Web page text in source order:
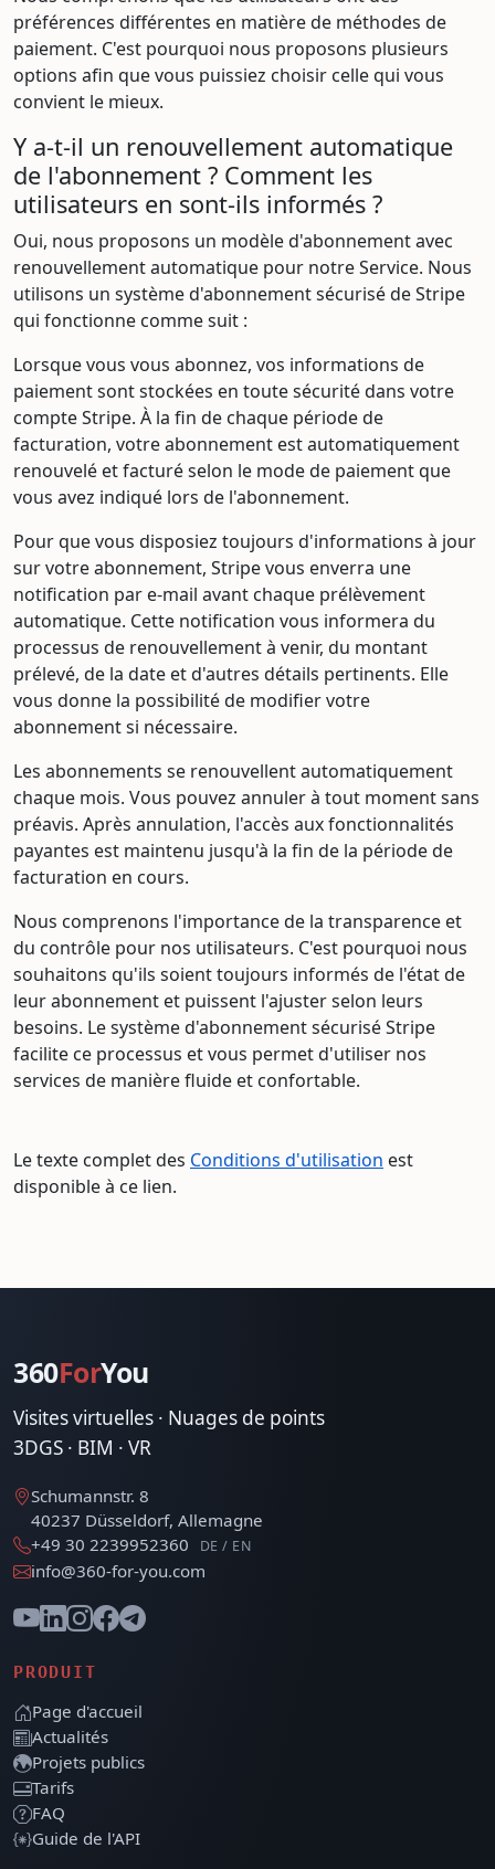
préférences différentes en matière de méthodes de
paiement. C'est pourquoi nous proposons plusieurs
options afin que vous puissiez choisir celle qui vous
convient le mieux.
Y a-t-il un renouvellement automatique
de l'abonnement ? Comment les
utilisateurs en sont-ils informés ?
Oui, nous proposons un modèle d'abonnement avec
renouvellement automatique pour notre Service. Nous
utilisons un système d'abonnement sécurisé de Stripe
qui fonctionne comme suit :
Lorsque vous vous abonnez, vos informations de
paiement sont stockées en toute sécurité dans votre
compte Stripe. À la fin de chaque période de
facturation, votre abonnement est automatiquement
renouvelé et facturé selon le mode de paiement que
vous avez indiqué lors de l'abonnement.
Pour que vous disposiez toujours d'informations à jour
sur votre abonnement, Stripe vous enverra une
notification par e-mail avant chaque prélèvement
automatique. Cette notification vous informera du
processus de renouvellement à venir, du montant
prélevé, de la date et d'autres détails pertinents. Elle
vous donne la possibilité de modifier votre
abonnement si nécessaire.
Les abonnements se renouvellent automatiquement
chaque mois. Vous pouvez annuler à tout moment sans
préavis. Après annulation, l'accès aux fonctionnalités
payantes est maintenu jusqu'à la fin de la période de
facturation en cours.
Nous comprenons l'importance de la transparence et
du contrôle pour nos utilisateurs. C'est pourquoi nous
souhaitons qu'ils soient toujours informés de l'état de
leur abonnement et puissent l'ajuster selon leurs
besoins. Le système d'abonnement sécurisé Stripe
facilite ce processus et vous permet d'utiliser nos
services de manière fluide et confortable.
Le texte complet des Conditions d'utilisation est
disponible à ce lien.
360ForYou
Visites virtuelles · Nuages de points
3DGS · BIM · VR
Schumannstr. 8
40237 Düsseldorf, Allemagne
+49 30 2239952360
DE / EN
info@360-for-you.com
PRODUIT
Page d'accueil
Actualités
Projets publics
Tarifs
FAQ
Guide de l'API